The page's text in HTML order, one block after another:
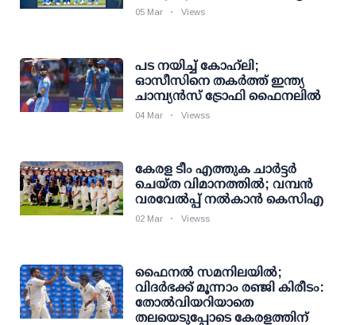
05 Mar Views
പട നയിച്ച് കോഹ്‌ലി;
ഓസീസിനെ തകര്‍ത്ത് ഇന്ത്യ
ചാമ്പ്യന്‍സ് ട്രോഫി ഫൈനലില്‍
04 Mar Viewss
കേരള ടീം എത്തുക ചാര്‍ട്ടര്‍
ചെയ്ത വിമാനത്തില്‍; വമ്പന്‍
വരവേല്‍പ്പ് നല്‍കാന്‍ കെസിഎ
02 Mar Viewss
ഫൈനല്‍ സമനിലയില്‍;
വിദര്‍ഭക്ക് മൂന്നാം രഞ്ജി കിരീടം:
തോല്‍വിയറിയാതെ
തലയെടുപ്പോടെ കേരളത്തിന്